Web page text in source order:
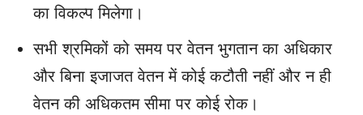
का विकल्‍प मिलेगा।
सभी श्रमिकों को समय पर वेतन भुगतान का अधिकार
और बिना इजाजत वेतन में कोई कटौती नहीं और न ही
वेतन की अधिकतम सीमा पर कोई रोक।